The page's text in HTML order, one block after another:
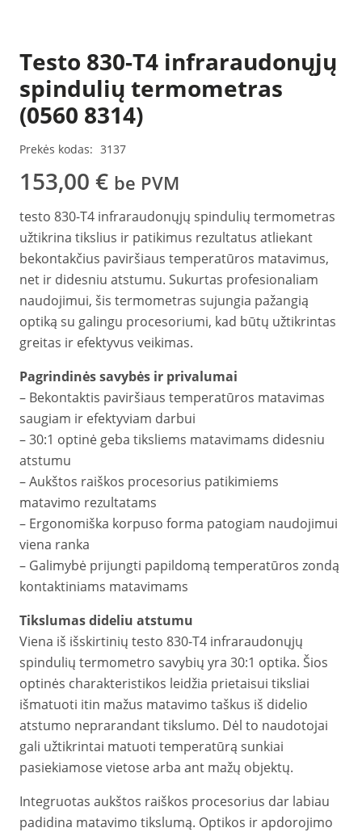
Testo 830-T4 infraraudonųjų
spindulių termometras
(0560 8314)
Prekės kodas: 3137
153,00 € be PVM
testo 830-T4 infraraudonųjų spindulių termometras
užtikrina tikslius ir patikimus rezultatus atliekant
bekontakčius paviršiaus temperatūros matavimus,
net ir didesniu atstumu. Sukurtas profesionaliam
naudojimui, šis termometras sujungia pažangią
optiką su galingu procesoriumi, kad būtų užtikrintas
greitas ir efektyvus veikimas.
Pagrindinės savybės ir privalumai
– Bekontaktis paviršiaus temperatūros matavimas
saugiam ir efektyviam darbui
– 30:1 optinė geba tiksliems matavimams didesniu
atstumu
– Aukštos raiškos procesorius patikimiems
matavimo rezultatams
– Ergonomiška korpuso forma patogiam naudojimui
viena ranka
– Galimybė prijungti papildomą temperatūros zondą
kontaktiniams matavimams
Tikslumas dideliu atstumu
Viena iš išskirtinių testo 830-T4 infraraudonųjų
spindulių termometro savybių yra 30:1 optika. Šios
optinės charakteristikos leidžia prietaisui tiksliai
išmatuoti itin mažus matavimo taškus iš didelio
atstumo neprarandant tikslumo. Dėl to naudotojai
gali užtikrintai matuoti temperatūrą sunkiai
pasiekiamose vietose arba ant mažų objektų.
Integruotas aukštos raiškos procesorius dar labiau
padidina matavimo tikslumą. Optikos ir apdorojimo